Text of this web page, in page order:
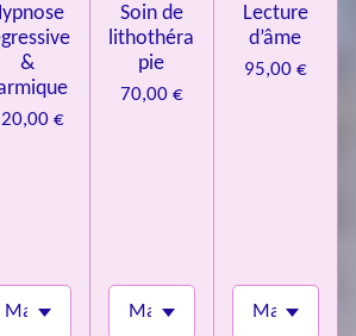
&
€
Soin de
lithothéra
pie
70,00 €
Lecture
d’âme
95,00 €